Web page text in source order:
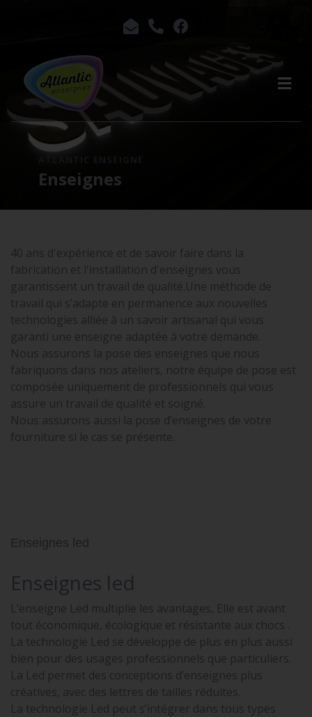
ATLANTIC ENSEIGNE
Enseignes
40 ans d'expérience et de savoir faire dans la
fabrication et l'installation d'enseignes vous
garantissent un travail de qualité.Une méthode de
travail qui s’adapte en permanence aux nouvelles
technologies alliée à un savoir artisanal qui vous
garanti une enseigne adaptée à votre demande.
Nous assurons la pose des enseignes que nous
fabriquons dans nos ateliers, notre équipe de pose est
composée uniquement de professionnels qui vous
assure un travail de qualité et soigné.
Nous assurons aussi la pose d’enseignes de votre
fourniture si le cas se présente.
Enseignes led
Enseignes led
L’enseigne Led multiplie les avantages, Elle est avant
tout économique, écologique et résistante aux chocs .
La technologie Led se développe de plus en plus aussi
bien pour des usages professionnels que particuliers.
La Led permet des conceptions d’enseignes plus
créatives, avec des lettres de tailles réduites.
La technologie Led peut s’intégrer dans tous types